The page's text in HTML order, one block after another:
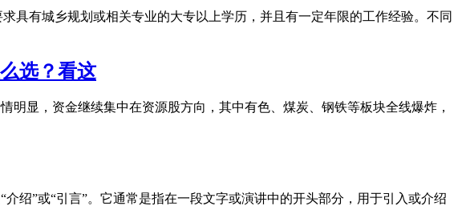
具有城乡规划或相关专业的大专以上学历，并且有一定年限的工作经验。不同
选？看这
显，资金继续集中在资源股方向，其中有色、煤炭、钢铁等板块全线爆炸，
绍”或“引言”。它通常是指在一段文字或演讲中的开头部分，用于引入或介绍